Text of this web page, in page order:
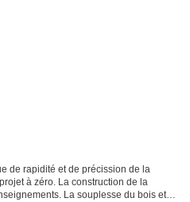
de rapidité et de précission de la
à zéro. La construction de la
La souplesse du bois et